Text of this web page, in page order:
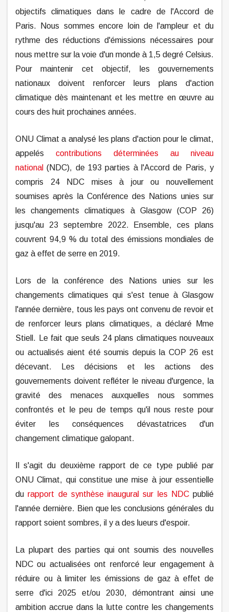
objectifs climatiques dans le cadre de l'Accord de
Paris. Nous sommes encore loin de l'ampleur et du
rythme des réductions d'émissions nécessaires pour
nous mettre sur la voie d'un monde à 1,5 degré Celsius.
Pour maintenir cet objectif, les gouvernements
nationaux doivent renforcer leurs plans d'action
climatique dès maintenant et les mettre en œuvre au
cours des huit prochaines années.
ONU Climat a analysé les plans d'action pour le climat,
appelés contributions déterminées au niveau
national (NDC), de 193 parties à l'Accord de Paris, y
compris 24 NDC mises à jour ou nouvellement
soumises après la Conférence des Nations unies sur
les changements climatiques à Glasgow (COP 26)
jusqu'au 23 septembre 2022. Ensemble, ces plans
couvrent 94,9 % du total des émissions mondiales de
gaz à effet de serre en 2019.
Lors de la conférence des Nations unies sur les
changements climatiques qui s'est tenue à Glasgow
l'année dernière, tous les pays ont convenu de revoir et
de renforcer leurs plans climatiques, a déclaré Mme
Stiell. Le fait que seuls 24 plans climatiques nouveaux
ou actualisés aient été soumis depuis la COP 26 est
décevant. Les décisions et les actions des
gouvernements doivent refléter le niveau d'urgence, la
gravité des menaces auxquelles nous sommes
confrontés et le peu de temps qu'il nous reste pour
éviter les conséquences dévastatrices d'un
changement climatique galopant.
Il s'agit du deuxième rapport de ce type publié par
ONU Climat, qui constitue une mise à jour essentielle
durapport de synthèse inaugural sur les NDCpublié
l'année dernière. Bien que les conclusions générales du
rapport soient sombres, il y a des lueurs d'espoir.
La plupart des parties qui ont soumis des nouvelles
NDC ou actualisées ont renforcé leur engagement à
réduire ou à limiter les émissions de gaz à effet de
serre d'ici 2025 et/ou 2030, démontrant ainsi une
ambition accrue dans la lutte contre les changements